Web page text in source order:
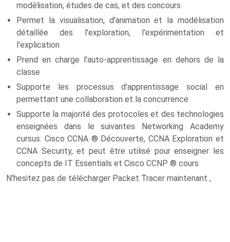
modélisation, études de cas, et des concours
Permet la visualisation, d'animation et la modélisation
détaillée des l'exploration, l'expérimentation et
l'explication
Prend en charge l'auto-apprentissage en dehors de la
classe
Supporte les processus d'apprentissage social en
permettant une collaboration et la concurrence
Supporte la majorité des protocoles et des technologies
enseignées dans le suivantes Networking Academy
cursus: Cisco CCNA ® Découverte, CCNA Exploration et
CCNA Security, et peut être utilisé pour enseigner les
concepts de IT Essentials et Cisco CCNP ® cours
N'hesitez pas de télécharger Packet Tracer maintenant ,